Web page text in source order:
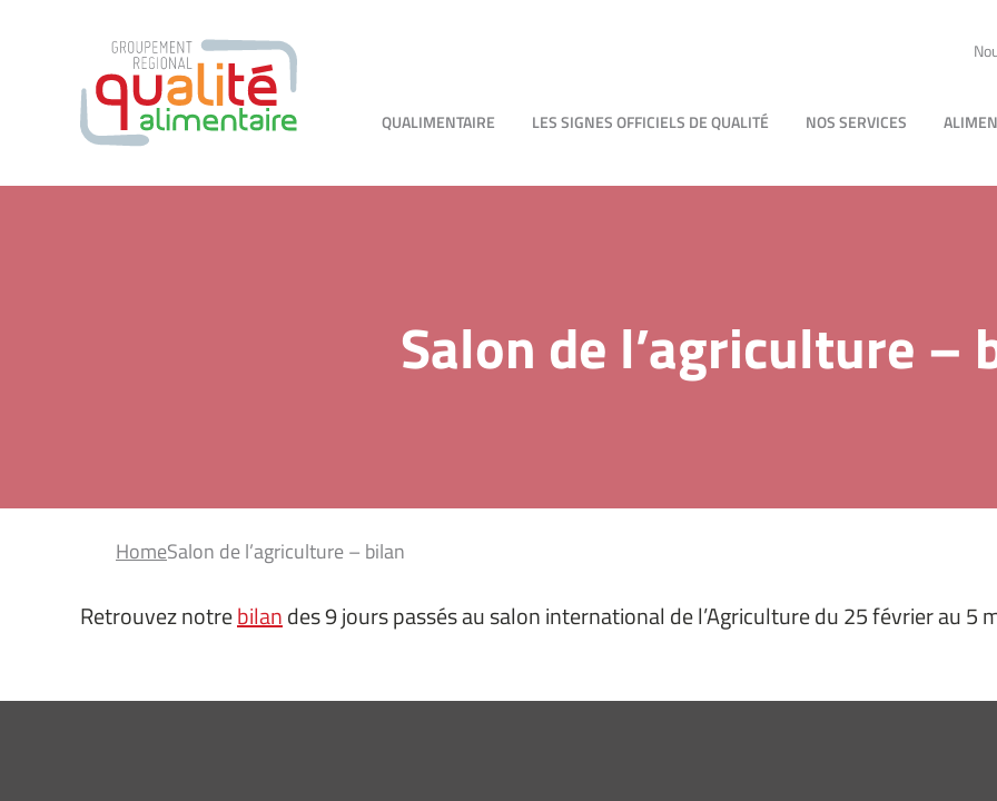
QUALIMENTAIRE LES SIGNES OFFICIELS DE QUALITÉ NOS SERVICES
Salon de l’agriculture –
HomeSalon de l’agriculture – bilan
Retrouvez notrebilandes 9 jours passés au salon international de l’Agriculture du 25 février au 5